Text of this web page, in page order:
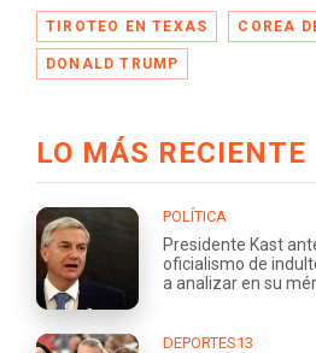
TIROTEO EN TEXAS COREA
DONALD TRUMP
LO MÁS RECIENTE
POLÍTICA
Presidente Kast
oficialismo de
a analizar en su
DEPORTES13